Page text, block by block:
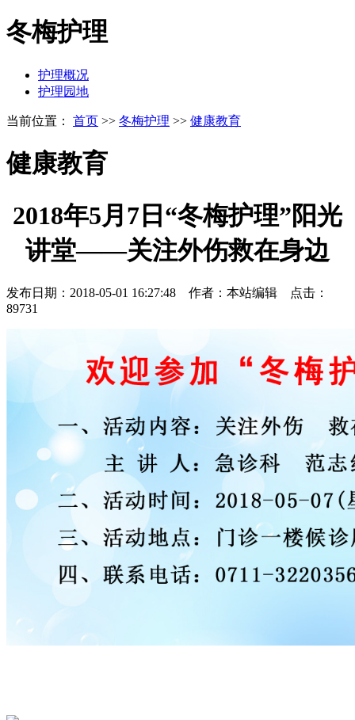
冬梅护理
护理概况
护理园地
当前位置： 首页 >> 冬梅护理 >> 健康教育
健康教育
2018年5月7日“冬梅护理”阳光
讲堂——关注外伤救在身边
发布日期：2018-05-01 16:27:48 作者：本站编辑 点击：
89731